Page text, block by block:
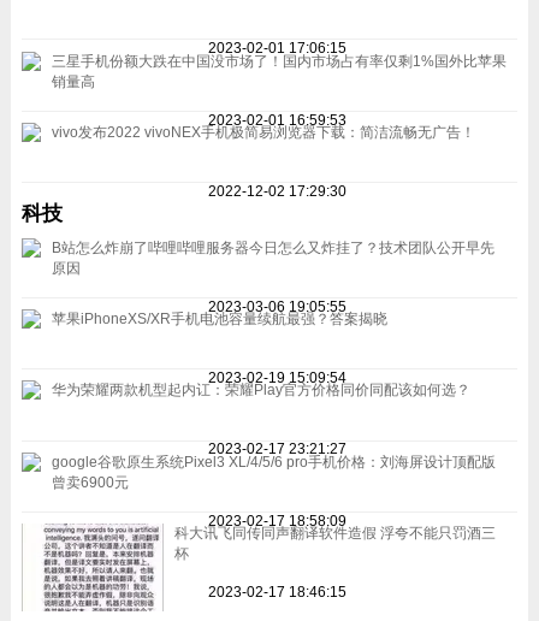
2023-02-01 17:06:15
三星手机份额大跌在中国没市场了！国内市场占有率仅剩1%国外比苹果
销量高
2023-02-01 16:59:53
vivo发布2022 vivoNEX手机极简易浏览器下载：简洁流畅无广告！
2022-12-02 17:29:30
科技
B站怎么炸崩了哔哩哔哩服务器今日怎么又炸挂了？技术团队公开早先
原因
2023-03-06 19:05:55
苹果iPhoneXS/XR手机电池容量续航最强？答案揭晓
2023-02-19 15:09:54
华为荣耀两款机型起内讧：荣耀Play官方价格同价同配该如何选？
2023-02-17 23:21:27
google谷歌原生系统Pixel3 XL/4/5/6 pro手机价格：刘海屏设计顶配版
曾卖6900元
2023-02-17 18:58:09
科大讯飞同传同声翻译软件造假 浮夸不能只罚酒三
杯
2023-02-17 18:46:15